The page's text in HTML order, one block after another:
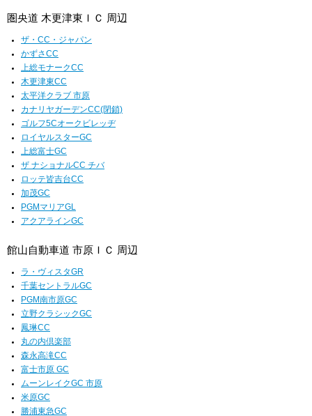
圏央道 木更津東ＩＣ 周辺
ザ・CC・ジャパン
かずさCC
上総モナークCC
木更津東CC
太平洋クラブ 市原
カナリヤガーデンCC(閉鎖)
ゴルフ5Cオークビレッヂ
ロイヤルスターGC
上総富士GC
ザ ナショナルCC チバ
ロッテ皆吉台CC
加茂GC
PGMマリアGL
アクアラインGC
館山自動車道 市原ＩＣ 周辺
ラ・ヴィスタGR
千葉セントラルGC
PGM南市原GC
立野クラシックGC
鳳琳CC
丸の内倶楽部
森永高滝CC
富士市原 GC
ムーンレイクGC 市原
米原GC
勝浦東急GC